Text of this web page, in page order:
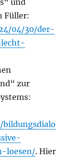
und
Füller:
04/30/der-
zur
bildungsdialo
loesen/. Hier